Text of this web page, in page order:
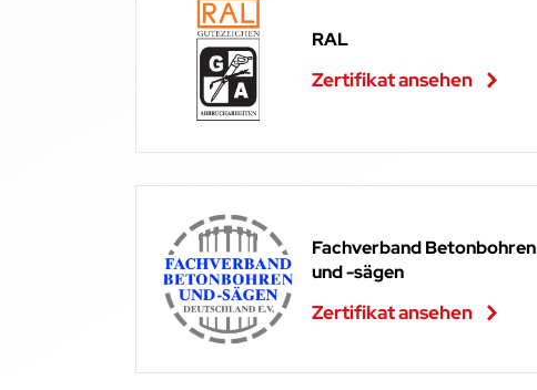
RAL
Zertifikat ansehen
Fachverband Betonbohren
und -sägen
Zertifikat ansehen